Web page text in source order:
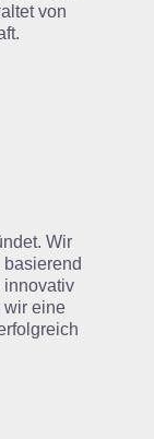
von
Wir
innovativ
wir eine